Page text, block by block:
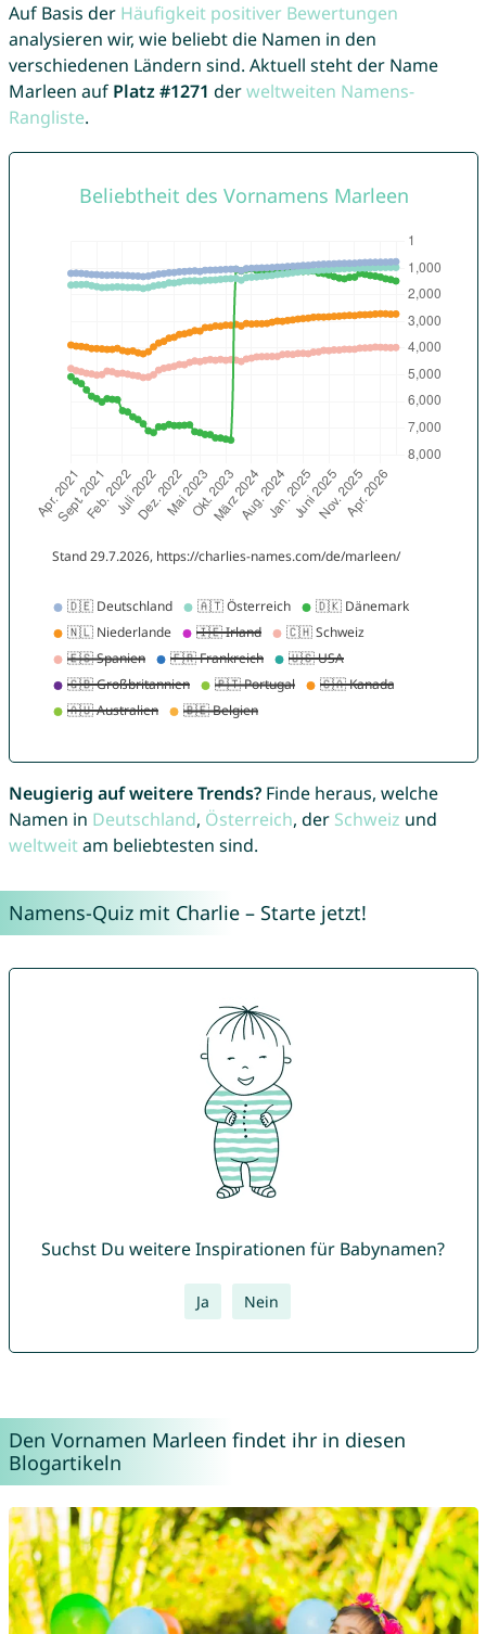
Auf Basis der Häufigkeit positiver Bewertungen
analysieren wir, wie beliebt die Namen in den
verschiedenen Ländern sind. Aktuell steht der Name
Marleen auf Platz #1271 derweltweiten Namens-
Rangliste.
Neugierig auf weitere Trends?Finde heraus, welche
Namen in Deutschland, Österreich, der Schweiz und
weltweitam beliebtesten sind.
Namens-Quiz mit Charlie – Starte jetzt!
Suchst Du weitere Inspirationen für Babynamen?
Ja Nein
Den Vornamen Marleen findet ihr in diesen
Blogartikeln